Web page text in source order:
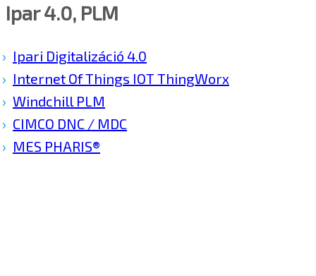
Ipar 4.0, PLM
Ipari Digitalizáció 4.0
Internet Of Things IOT ThingWorx
Windchill PLM
CIMCO DNC / MDC
MES PHARIS®